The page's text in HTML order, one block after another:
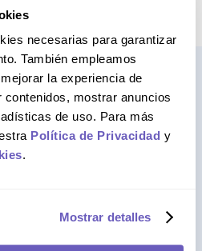
necesarias para garantizar
También empleamos
la experiencia de
contenidos, mostrar anuncios
de uso. Para más
Política de Privacidad y
.
Mostrar detalles
Nro. 265 Ate - Lima, Perú